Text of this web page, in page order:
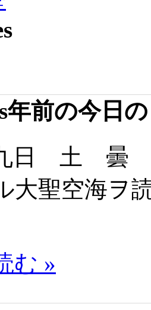
年前の今日
日 土 曇
大聖空海ヲ
む »